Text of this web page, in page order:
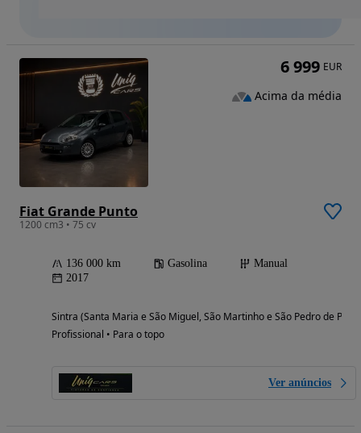
Fiat Grande Punto
1200 cm3 • 75 cv
136 000 km Gasolina
Manual
2017
Sintra (Santa Maria e São Miguel, São Martinho e São Pedro de
Profissional • Para o topo
Ver anúncios
6 999 EUR
Acima da média